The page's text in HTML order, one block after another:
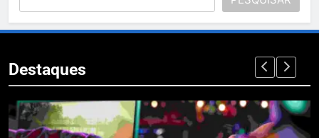
Destaques